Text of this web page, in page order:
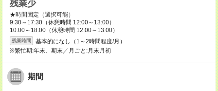
残業少
★時間固定（選択可能）
9:30～17:30（休憩時間 12:00～13:00）
10:00～18:00（休憩時間 12:00～13:00）
残業時間
基本的になし（1～2時間程度/月）
※繁忙期:年末、期末／月ごと:月末月初
期間